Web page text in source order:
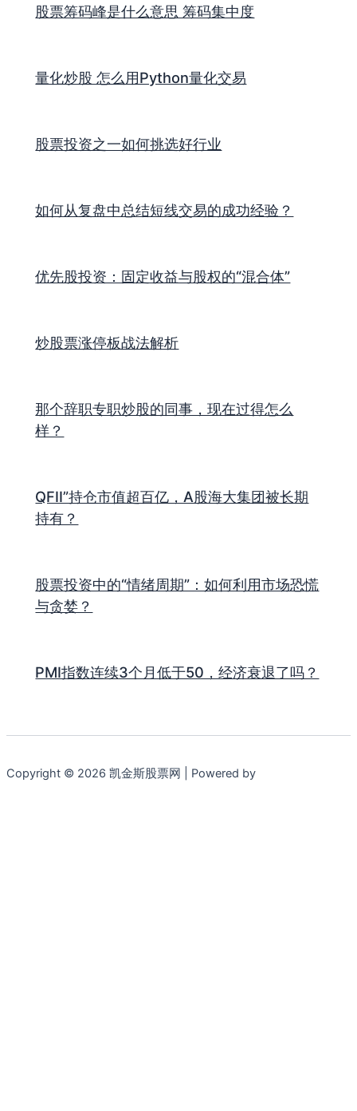
股票筹码峰是什么意思 筹码集中度
量化炒股 怎么用Python量化交易
股票投资之一如何挑选好行业
如何从复盘中总结短线交易的成功经验？
优先股投资：固定收益与股权的“混合体”
炒股票涨停板战法解析
那个辞职专职炒股的同事，现在过得怎么
样？
QFII”持仓市值超百亿，A股海大集团被长期
持有？
股票投资中的“情绪周期”：如何利用市场恐慌
与贪婪？
PMI指数连续3个月低于50，经济衰退了吗？
Copyright © 2026 凯金斯股票网 | Powered by